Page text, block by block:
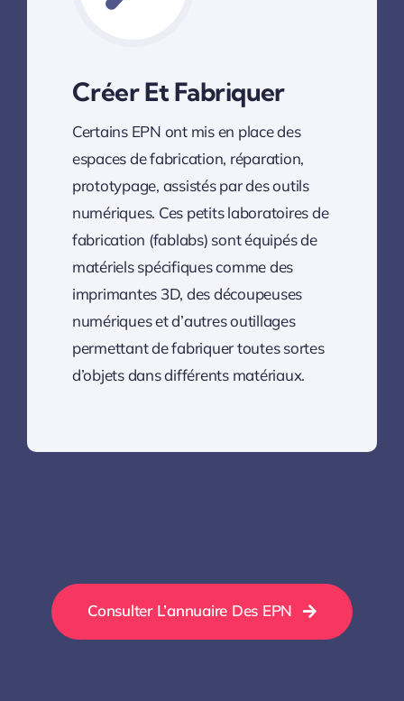
Créer Et Fabriquer
Certains EPN ont mis en place des
espaces de fabrication, réparation,
prototypage, assistés par des outils
numériques. Ces petits laboratoires de
fabrication (fablabs) sont équipés de
matériels spécifiques comme des
imprimantes 3D, des découpeuses
numériques et d’autres outillages
permettant de fabriquer toutes sortes
d’objets dans différents matériaux.
Consulter L’annuaire Des EPN